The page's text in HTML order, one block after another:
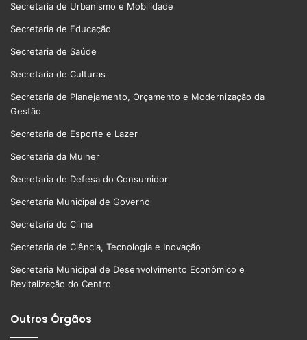
Secretaria de Urbanismo e Mobilidade
Secretaria de Educação
Secretaria de Saúde
Secretaria de Culturas
Secretaria de Planejamento, Orçamento e Modernização da
Gestão
Secretaria de Esporte e Lazer
Secretaria da Mulher
Secretaria de Defesa do Consumidor
Secretaria Municipal de Governo
Secretaria do Clima
Secretaria de Ciência, Tecnologia e Inovação
Secretaria Municipal de Desenvolvimento Econômico e
Revitalização do Centro
Outros Órgãos